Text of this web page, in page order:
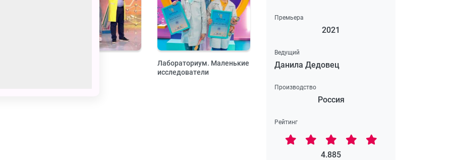
Лабораториум. Маленькие
исследователи
Премьера
2021
Ведущий
Данила Дедовец
Производство
Россия
Рейтинг
4.885